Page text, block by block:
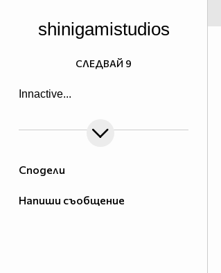
Сподели
Напиши съобщение
shinigamistudios
Innactive...
СЛЕДВАЙ 9